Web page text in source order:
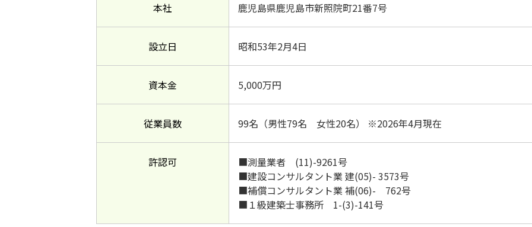
本社 鹿児島県鹿児島市新照院町21番7号
設立日 昭和53年2月4日
資本金 5,000万円
従業員数 99名（男性79名 女性20名） ※2026年4月現在
許認可
■測量業者 (11)-9261号
■建設コンサルタント業 建(05)- 3573号
■補償コンサルタント業 補(06)- 762号
■１級建築士事務所 1-(3)-141号